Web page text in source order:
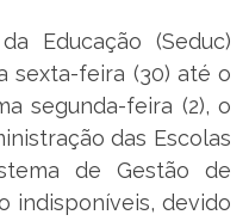
Educação (Seduc)
sexta-feira (30) até o
segunda-feira (2), o
das Escolas
de Gestão de
indisponíveis, devido